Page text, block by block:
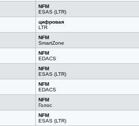
NFM
ESAS (LTR)
цифровая
LTR
NFM
SmartZone
NFM
EDACS
NFM
ESAS (LTR)
NFM
EDACS
NFM
Голос
NFM
ESAS (LTR)